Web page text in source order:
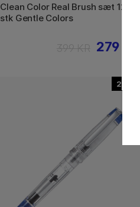
Clean Color Real Brush sæt 12
stk Gentle Colors
279 KR
2